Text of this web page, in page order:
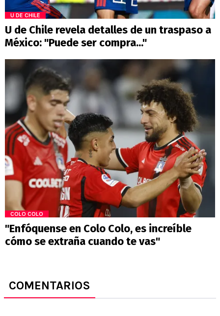
U DE CHILE
U de Chile revela detalles de un traspaso a
México: "Puede ser compra..."
COLO COLO
"Enfóquense en Colo Colo, es increíble
cómo se extraña cuando te vas"
COMENTARIOS